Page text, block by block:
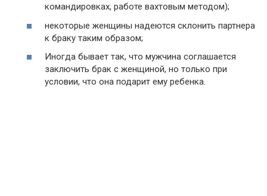
командировках, работе вахтовым методом);
некоторые женщины надеются склонить партнера
к браку таким образом;
Иногда бывает так, что мужчина соглашается
заключить брак с женщиной, но только при
условии, что она подарит ему ребенка.